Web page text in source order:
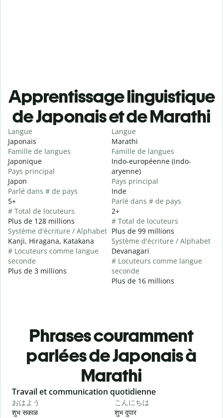
Apprentissage linguistique
de Japonais et de Marathi
Langue
Japonais
Famille de langues
Japonique
Pays principal
Japon
Parlé dans # de pays
5+
# Total de locuteurs
Plus de 128 millions
Système d'écriture / Alphabet
Kanji, Hiragana, Katakana
# Locuteurs comme langue
seconde
Plus de 3 millions
Langue
Marathi
Famille de langues
Indo-européenne (indo-
aryenne)
Pays principal
Inde
Parlé dans # de pays
2+
# Total de locuteurs
Plus de 99 millions
Système d'écriture / Alphabet
Devanagari
# Locuteurs comme langue
seconde
Plus de 16 millions
Phrases couramment
parlées de Japonais à
Marathi
Slide 1 of 6
Travail et communication quotidienne
おはよう
शुभ सकाळ
こんにちは
शुभ दुपार